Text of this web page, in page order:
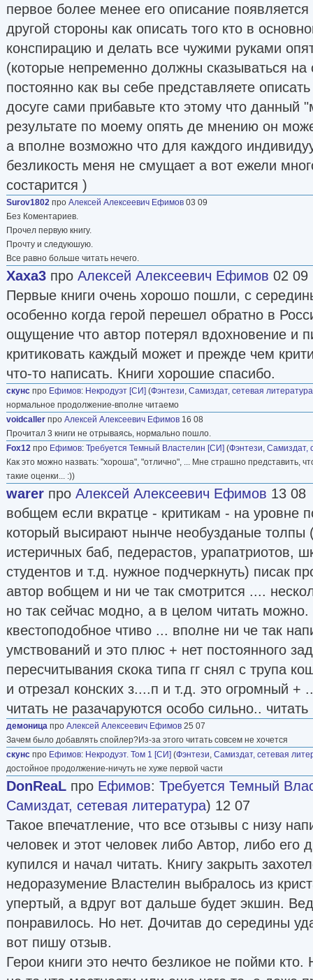
первое более менее его описание
другой стороны как описать того кто в
конспирацию и делать все чужими руками
(которые непременно должны сказываться на
постоянно как вы себе представляете
досуге сами прибавьте кто этому что данный
результате по моему опять де мнению он
а вполне возможно что для каждого
безликость меня не смущает а вот ежели
состарится )
Surov1802 про Алексей Алексеевич Ефимов 03 09
Без Коментариев.
Прочел первую книгу.
Прочту и следуюшую.
Все равно больше читать нечего.
Xaxa3 про Алексей Алексеевич Ефимов 02 09
Первые книги очень хорошо пошли, с
особенно когда герой перешел обратно в
ощущение что автор потерял вдохновение и
критиковать каждый может и прежде чем
что-то написать. Книги хорошие спасибо.
скунс про Ефимов: Некродуэт [СИ] (Фэнтези, Самиздат, сетевая литература
нормальное продолжение-вполне читаемо
voidcaller про Алексей Алексеевич Ефимов 16 08
Прочитал 3 книги не отрываясь, нормально пошло.
Fox12 про Ефимов: Требуется Темный Властелин [СИ] (Фэнтези, Самиздат,
Как это можно назвать: "хороша", "отлично", ... Мне страшно представить,
такие оценки... :))
warer про Алексей Алексеевич Ефимов 13 08
вобщем если вкратце - критикам - на уровне
который высирают нынче необузданые толпы
истеричных баб, педерастов, урапатриотов,
студентов и т.д. нужное подчеркнуть) писак
автор вобщем и ни че так смотрится ....
но так сейчас модно, а в целом читать
квестоподобное чтиво ... вполне ни че так
умствований и это плюс + нет постоянного
пересчитывания скока типа гг снял с трупа
и отрезал конских з....п и т.д. это огромный +
читать не разачаруются особо сильно..
демоница про Алексей Алексеевич Ефимов 25 07
Зачем было добавлять спойлер?Из-за этого читать совсем не хочется
скунс про Ефимов: Некродуэт. Том 1 [СИ] (Фэнтези, Самиздат, сетевая
достойное продолжение-ничуть не хуже первой части
DonReaL про Ефимов: Требуется Темный
Самиздат, сетевая литература) 12 07
Такое впечатление, что все отзывы с низу
человек и этот человек либо Автор, либо его
купился и начал читать. Книгу закрыть
недоразумение Властелин выбралось из
упертый, а вдруг вот дальше будет экшин.
понравилось. Но нет. Дочитав до середины
вот пишу отзыв.
Герои книги это нечто безликое не пойми кто.